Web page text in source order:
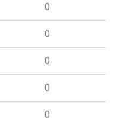
0
0
0
0
0